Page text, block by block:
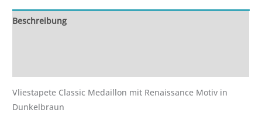
Beschreibung
Vliestapete Classic Medaillon mit Renaissance Motiv in
Dunkelbraun